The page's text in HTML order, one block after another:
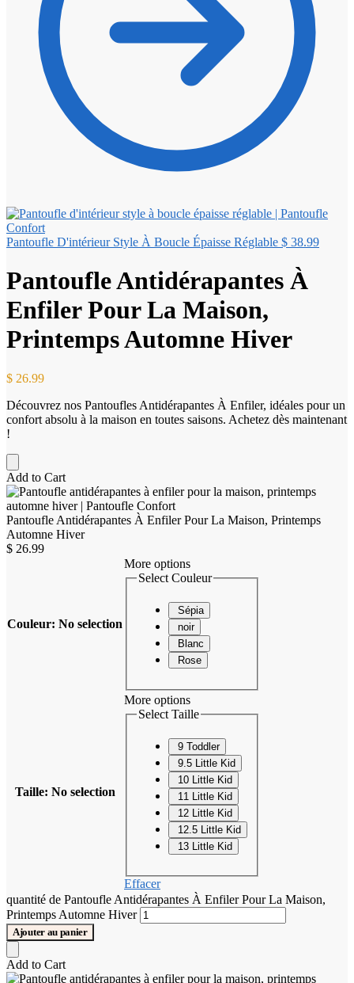
Pantoufle D'intérieur Style À Boucle Épaisse Réglable $ 38.99
Pantoufle Antidérapantes À
Enfiler Pour La Maison,
Printemps Automne Hiver
$ 26.99
Découvrez nos Pantoufles Antidérapantes À Enfiler, idéales pour un
confort absolu à la maison en toutes saisons. Achetez dès maintenant
!
Add to Cart
Pantoufle Antidérapantes À Enfiler Pour La Maison, Printemps
Automne Hiver
$ 26.99
Couleur: No selection
More options
Select Couleur
Sépia
noir
Blanc
Rose
Taille: No selection
More options
Select Taille
9 Toddler
9.5 Little Kid
10 Little Kid
11 Little Kid
12 Little Kid
12.5 Little Kid
13 Little Kid
Effacer
quantité de Pantoufle Antidérapantes À Enfiler Pour La Maison,
Printemps Automne Hiver
Ajouter au panier
Add to Cart